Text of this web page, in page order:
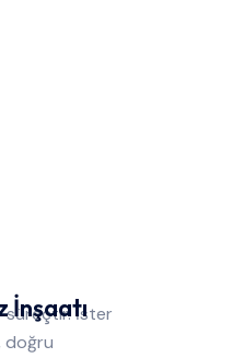
İnşaatı
süreçtir. İster
doğru